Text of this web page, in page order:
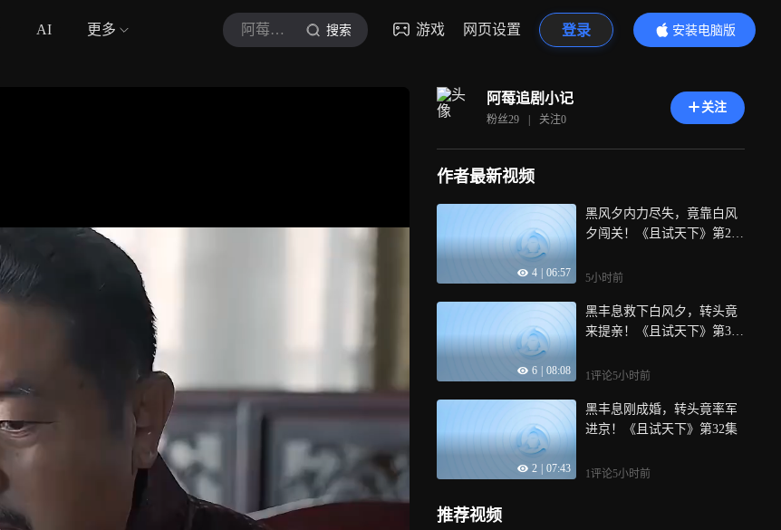
AI 更多 阿莓追剧小记 搜索 游戏 网页设置 登录
安装电脑版
内容更精彩
阿莓追剧小记
粉丝29 | 关注0
关注
作者最新视频
4 06:57
黑风夕内力尽失，竟靠白风
夕闯关！《且试天下》第24
5小时前
6 08:08
黑丰息救下白风夕，转头竟
来提亲！《且试天下》第31
1评论5小时前
2 07:43
黑丰息刚成婚，转头竟率军
进京！《且试天下》第32集
1评论5小时前
推荐视频